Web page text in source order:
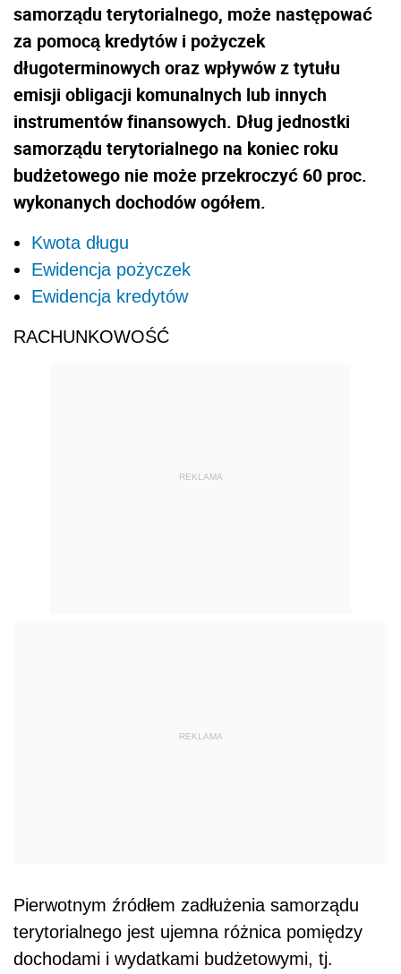
samorządu terytorialnego, może następować
za pomocą kredytów i pożyczek
długoterminowych oraz wpływów z tytułu
emisji obligacji komunalnych lub innych
instrumentów finansowych. Dług jednostki
samorządu terytorialnego na koniec roku
budżetowego nie może przekroczyć 60 proc.
wykonanych dochodów ogółem.
Kwota długu
Ewidencja pożyczek
Ewidencja kredytów
RACHUNKOWOŚĆ
REKLAMA
REKLAMA
Pierwotnym źródłem zadłużenia samorządu
terytorialnego jest ujemna różnica pomiędzy
dochodami i wydatkami budżetowymi, tj.